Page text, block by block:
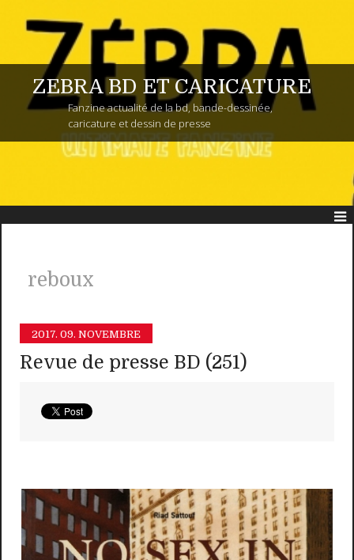
ZEBRA BD ET CARICATURE
Fanzine actualité de la bd, bande-dessinée,
caricature et dessin de presse
reboux
2017. 09. NOVEMBRE
Revue de presse BD (251)